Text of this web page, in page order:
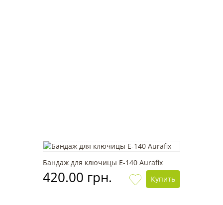
Бандаж для ключицы Е-140 Aurafix
420.00 грн. Купить